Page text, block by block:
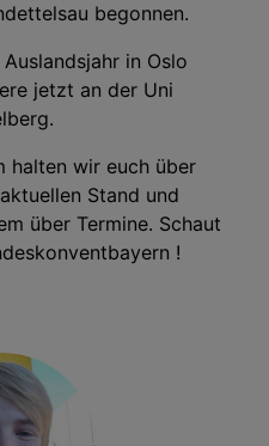
begonnen.
in Oslo
jetzt an der Uni
halten wir euch über
Stand und
über Termine. Schaut
!